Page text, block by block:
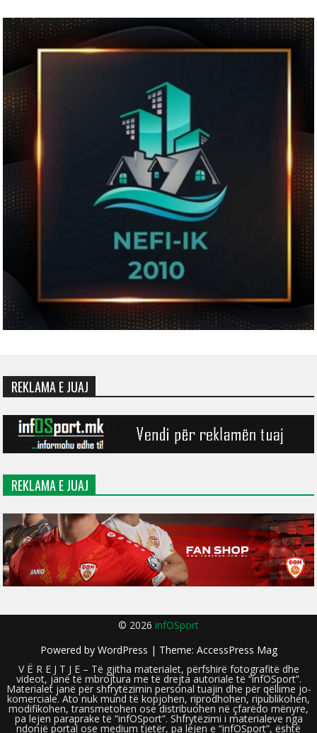
REKLAMA E JUAJ
REKLAMA E JUAJ
© 2026 infOSport
Powered by WordPress | Theme: AccessPress Mag
V Ë R E J T J E – Të gjitha materialet, përfshirë fotografitë dhe
videot, janë të mbrojtura me të drejta autoriale të “infOSport”.
Materialet janë për shfrytëzimin personal tuajin dhe për qëllime jo-
komerciale. Ato nuk mund të kopjohen, riprodhohen, ripublikohen,
modifikohen, transmetohen ose distribuohen në çfarëdo mënyre,
pa lejen paraprake të “infOSport”. Shfrytëzimi i materialeve nga
ndonjë portal ose medium tjetër, pa lejen e “infOSport”, është